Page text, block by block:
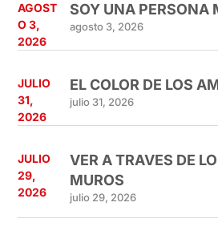
AGOST
O 3,
2026
SOY UNA PERSONA
agosto 3, 2026
JULIO
31,
2026
EL COLOR DE LOS
julio 31, 2026
JULIO
29,
2026
VER A TRAVES DE
MUROS
julio 29, 2026